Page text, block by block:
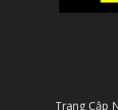
Trang Cập